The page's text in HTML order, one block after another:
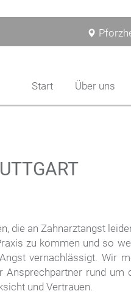
Start Über uns
die an Zahnarztangst
zu kommen und so
vernachlässigt. Wir
Ansprechpartner rund um
und Vertrauen.